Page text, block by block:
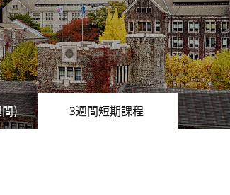
) 3週間短期課程